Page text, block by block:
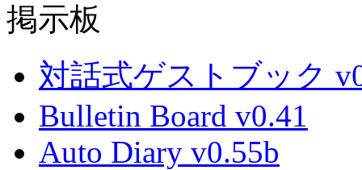
掲示板
対話式ゲストブック
Bulletin Board v0.41
Auto Diary v0.55b